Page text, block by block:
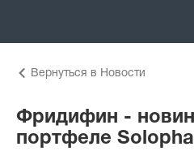
Вернуться в Новости
Фридифин -
портфеле